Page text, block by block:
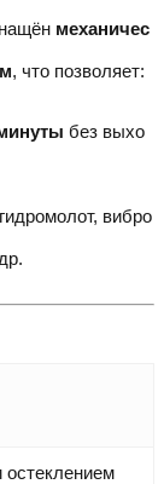
механичес
, что позволяет:
без выхо
вибро